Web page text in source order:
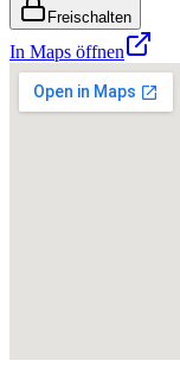
Freischalten
In Maps öffnen